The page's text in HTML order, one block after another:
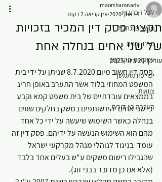
לכל הכתבות
מושבים ונחלות
תכנון ובניה
עסקאות מקרקעין
יפוי כח מתמשך
צוואות
העברה בין דורית
תקציר פסק דין המכיר בזכויות
של שני אחים בנחלה אחת
maorsharonadv
4 באוק׳ 2020
זמן קריאה 2 דקות
עודכן:20 ביוני 2025
פסק דין חשוב מיום 8.7.2020 שניתן על ידי בית
המשפט המחוזי בלוד אשר התערב באופן חריג
בממצאים עובדתיים של בית משפט קמא וקבע
כי שני אחים יהיו שותפים במשק בחלקים שווים
בנחלה כאשר השימוש שיעשה על ידי כל אחד
מהם הוא השימוש הנעשה על ידיהם. פסק דין זה
עומד  בניגוד לנוהלי מנהל מקרקעי ישראל
שהגבילו רישום משקים ע"ש בעלים אחד בלבד
(אלא אם כן מדובר בבני זוג).